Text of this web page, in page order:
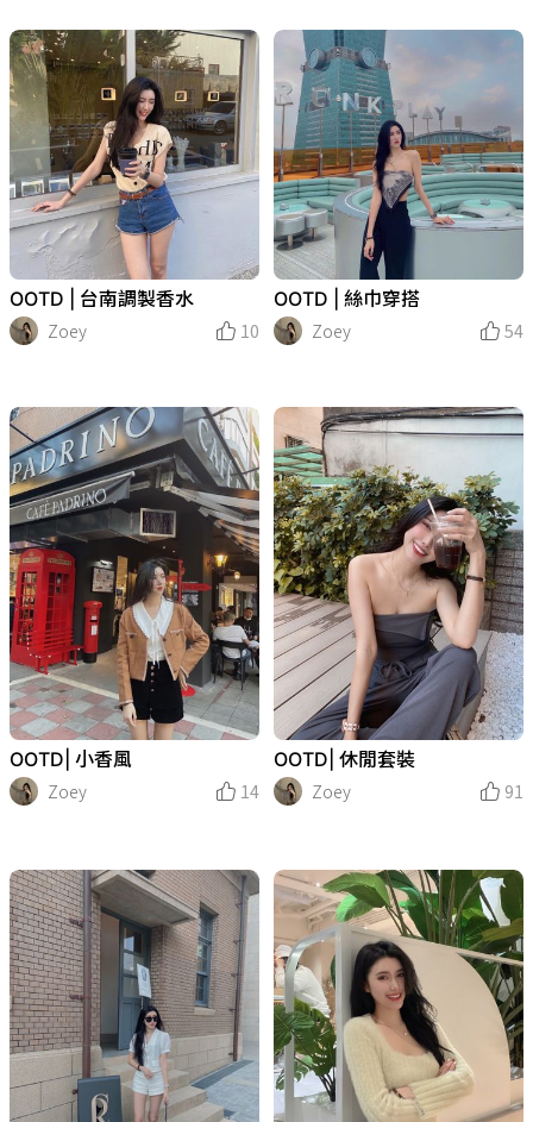
OOTD | 台南調製香水
Zoey
10
OOTD | 絲巾穿搭
Zoey
54
OOTD| 小香風
Zoey
14
OOTD| 休閒套裝
Zoey
91